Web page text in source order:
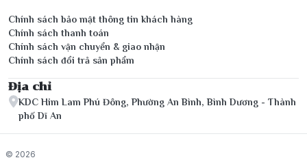
Chính sách bảo mật thông tin khách hàng
Chính sách thanh toán
Chính sách vận chuyển & giao nhận
Chính sách đổi trả sản phẩm
Địa chỉ
KDC Him Lam Phú Đông, Phường An Bình, Bình Dương - Thành
phố Dĩ An
© 2026